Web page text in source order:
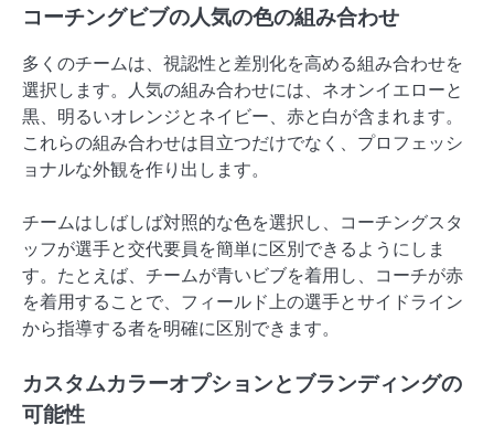
コーチングビブの人気の色の組み合わせ
多くのチームは、視認性と差別化を高める組み合わせを
選択します。人気の組み合わせには、ネオンイエローと
黒、明るいオレンジとネイビー、赤と白が含まれます。
これらの組み合わせは目立つだけでなく、プロフェッシ
ョナルな外観を作り出します。
チームはしばしば対照的な色を選択し、コーチングスタ
ッフが選手と交代要員を簡単に区別できるようにしま
す。たとえば、チームが青いビブを着用し、コーチが赤
を着用することで、フィールド上の選手とサイドライン
から指導する者を明確に区別できます。
カスタムカラーオプションとブランディングの
可能性